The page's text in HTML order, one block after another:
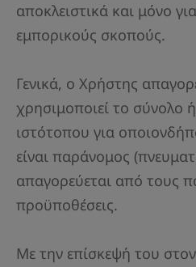
αποκλειστικά και μόνο
εμπορικούς σκοπούς.
Γενικά, ο Χρήστης
χρησιμοποιεί το σύνολο
ιστότοπου για
είναι παράνομος
απαγορεύεται από τους
προϋποθέσεις.
Με την επίσκεψή του